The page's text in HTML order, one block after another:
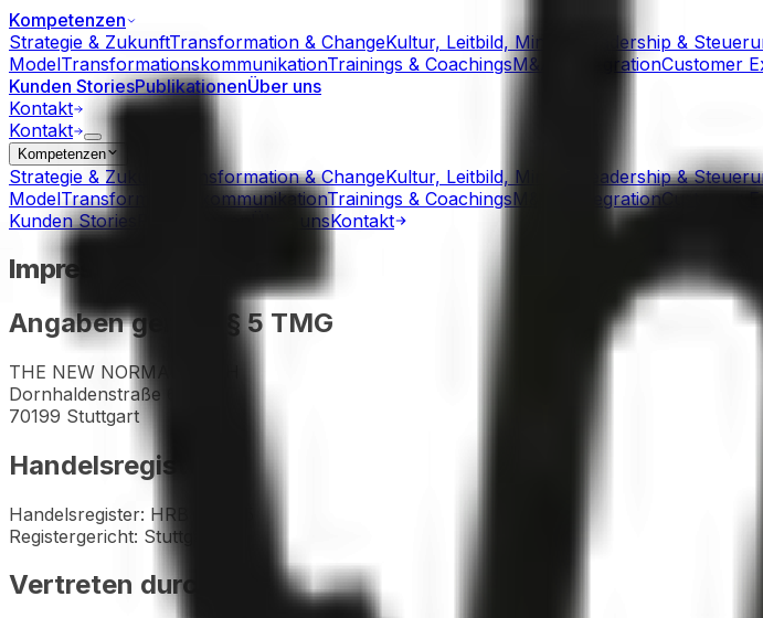
Kompetenzen
Strategie & ZukunftTransformation & ChangeKultur, Leitbild, Mindset Leadership &
ModelTransformationskommunikationTrainings & CoachingsM&A / IntegrationCustomer
Kunden StoriesPublikationenÜber uns
Kontakt
Kontakt
Kompetenzen
Strategie & Zukunft Transformation & ChangeKultur, Leitbild, Mindset Leadership &
ModelTransformationskommunikationTrainings & CoachingsM&A / IntegrationCustomer
Kunden Stories
Über unsKontakt
Impressum
Angaben gemäß § 5 TMG
THE NEW NORMAL GmbH
Dornhaldenstraße 6
70199 Stuttgart
Handelsregister
Handelsregister: HRB 771225
Registergericht: Stuttgart
Vertreten durch